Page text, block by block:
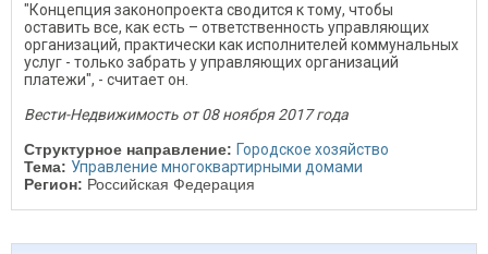
"Концепция законопроекта сводится к тому, чтобы
оставить все, как есть – ответственность управляющих
организаций, практически как исполнителей коммунальных
услуг - только забрать у управляющих организаций
платежи", - считает он.
Вести-Недвижимость от 08 ноября 2017 года
Структурное направление: Городское хозяйство
Тема: Управление многоквартирными домами
Регион: Российская Федерация